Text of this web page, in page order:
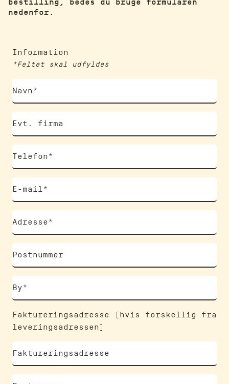
nedenfor.
Information
*Feltet skal udfyldes
Faktureringsadresse (hvis forskellig fra
leveringsadressen)